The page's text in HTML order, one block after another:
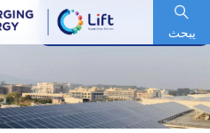
يبحث
رمز السهم : 600153.SH